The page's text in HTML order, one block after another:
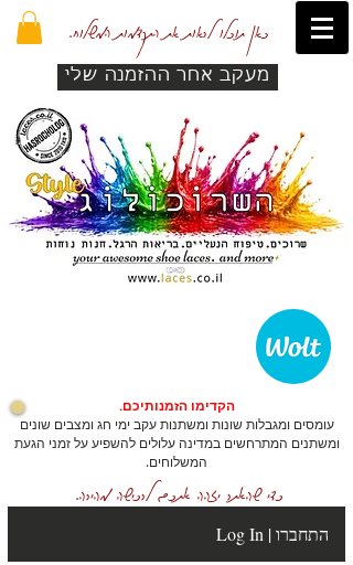
כאן תוכלו לראות את התקדמות המשלוח.
מעקב אחר ההזמנה שלי
הקדימו הזמנותיכם.
עומסים ומגבלות שונות ומשתנות עקב ימי חג ומצבים שונים
ומשתנים המתרחשים במדינה עלולים להשפיע על זמני הגעת
המשלוחים.
כדי שהאתר יזהה אתכם לרכישה מהירה.
Log In | התחברו